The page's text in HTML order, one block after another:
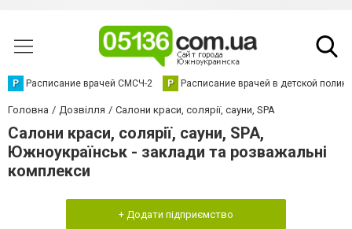
Р Расписание врачей СМСЧ-2 Р Расписание врачей в детской
Головна Дозвілля Салони краси, солярії, сауни, SPA
Салони краси, солярії, сауни, SPA,
Южноукраїнськ - заклади та розважальні
комплекси
+ Додати підприємство